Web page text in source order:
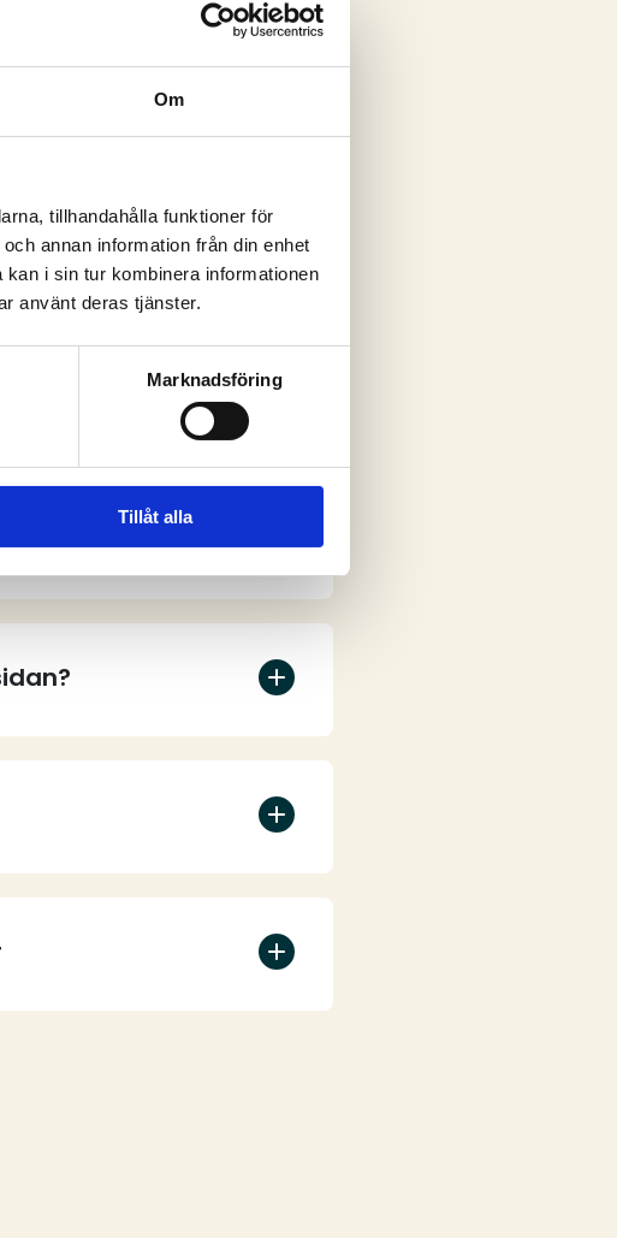
Om
tillhandahålla funktioner för
annan information från din enhet
i sin tur kombinera informationen
använt deras tjänster.
Marknadsföring
Tillåt alla